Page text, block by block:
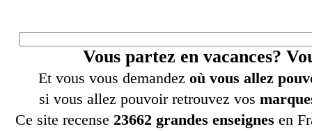
Vous partez en vacances?
Et vous vous demandez où vous allez
si vous allez pouvoir retrouvez vos
Ce site recense 23662 grandes enseignes en